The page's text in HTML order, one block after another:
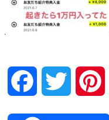
Facebook Twitter